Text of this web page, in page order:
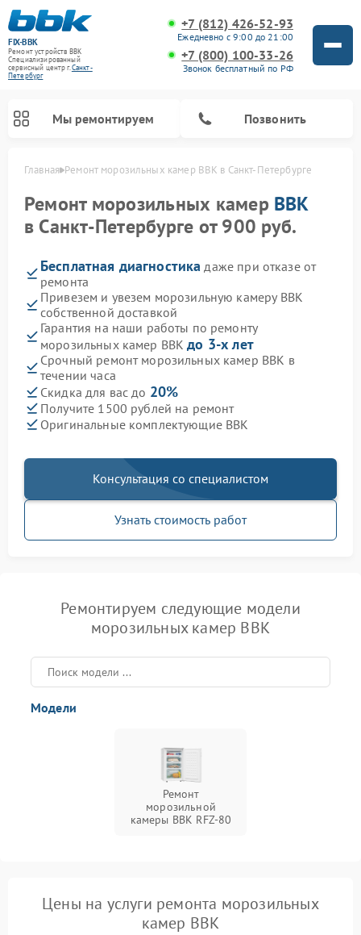
FIX-BBK
Ремонт устройств BBK
Специализированный
cервисный центр г.Санкт-
Петербург
+7 (812) 426-52-93
Ежедневно с 9:00 до 21:00
+7 (800) 100-33-26
Звонок бесплатный по РФ
Мы ремонтируем Позвонить
Главная Ремонт морозильных камер BBK в Санкт-Петербурге
Ремонт морозильных камер BBK
в Санкт-Петербурге от 900 руб.
Бесплатная диагностика даже при отказе от
ремонта
Привезем и увезем морозильную камеру BBK
собственной доставкой
Гарантия на наши работы по ремонту
морозильных камер BBKдо 3-х лет
Срочный ремонт морозильных камер BBK в
течении часа
Скидка для вас до 20%
Получите 1500 рублей на ремонт
Оригинальные комплектующие BBK
Консультация со специалистом
Узнать стоимость работ
Ремонтируем следующие модели
морозильных камер BBK
Модели
Ремонт
морозильной
камеры BBK RFZ-80
Цены на услуги ремонта морозильных
камер BBK